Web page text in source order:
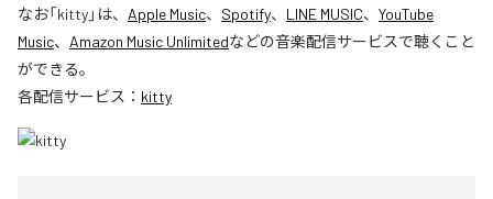
なお「kitty」は、 Apple Music、 Spotify、 LINE MUSIC、 YouTube
Music、 Amazon Music Unlimitedなどの音楽配信サービスで聴くこと
ができる。
各配信サービス： kitty